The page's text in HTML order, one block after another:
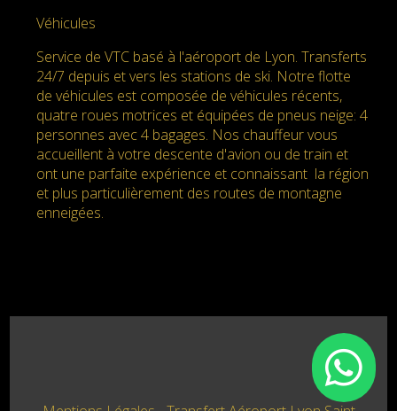
Véhicules
Service de VTC basé à l'aéroport de Lyon. Transferts
24/7 depuis et vers les stations de ski. Notre flotte
de véhicules est composée de véhicules récents,
quatre roues motrices et équipées de pneus neige: 4
personnes avec 4 bagages. Nos chauffeur vous
accueillent à votre descente d'avion ou de train et
ont une parfaite expérience et connaissant la région
et plus particulièrement des routes de montagne
enneigées.